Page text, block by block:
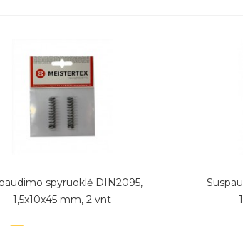
spyruoklė DIN2095,
1,5x10x45 mm, 2 vnt